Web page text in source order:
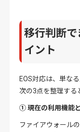
移行判断
イント
EOS対応は、単な
次の3点を整理する
① 現在の利用機能
ファイアウォール